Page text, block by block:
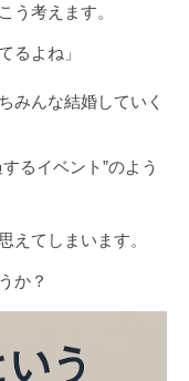
う考えます。
るよね」
みんな結婚していく
るイベント”のよう
えてしまいます。
か？